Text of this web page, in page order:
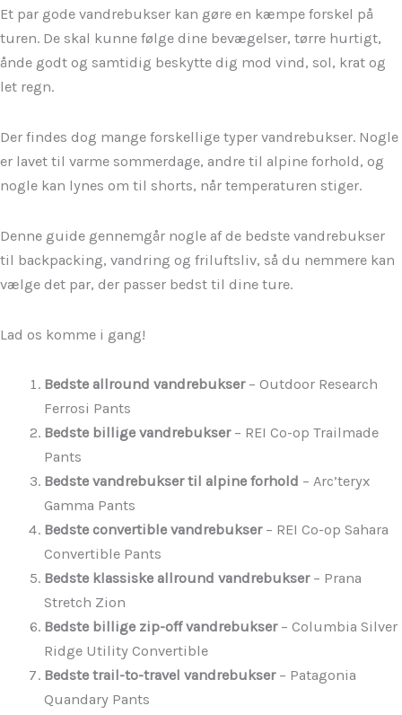
Et par gode vandrebukser kan gøre en kæmpe forskel på
turen. De skal kunne følge dine bevægelser, tørre hurtigt,
ånde godt og samtidig beskytte dig mod vind, sol, krat og
let regn.
Der findes dog mange forskellige typer vandrebukser. Nogle
er lavet til varme sommerdage, andre til alpine forhold, og
nogle kan lynes om til shorts, når temperaturen stiger.
Denne guide gennemgår nogle af de bedste vandrebukser
til backpacking, vandring og friluftsliv, så du nemmere kan
vælge det par, der passer bedst til dine ture.
Lad os komme i gang!
Bedste allround vandrebukser– Outdoor Research
Ferrosi Pants
Bedste billige vandrebukser– REI Co-op Trailmade
Pants
Bedste vandrebukser til alpine forhold – Arc’teryx
Gamma Pants
Bedste convertible vandrebukser– REI Co-op Sahara
Convertible Pants
Bedste klassiske allround vandrebukser– Prana
Stretch Zion
Bedste billige zip-off vandrebukser– Columbia Silver
Ridge Utility Convertible
Bedste trail-to-travel vandrebukser– Patagonia
Quandary Pants